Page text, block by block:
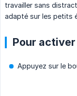
travailler sans
adapté sur les petits
Pour
Appuyez sur le